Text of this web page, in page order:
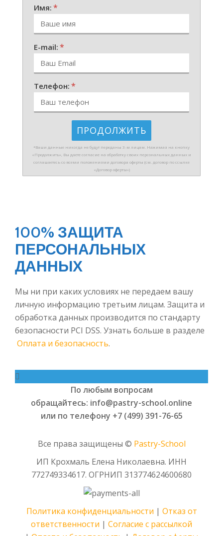
Имя: *
E-mail: *
Телефон: *
*Ваши данные никогда не будут переданы 3-м лицам. Нажимая на кнопку
«Продолжить», Вы даете согласие на обработку своих персональных данных и
соглашаетесь со всеми положениями договора оферты (см. договор по ссылке
«Договор оферты»)
100% ЗАЩИТА
ПЕРСОНАЛЬНЫХ
ДАННЫХ
Мы ни при каких условиях не передаем вашу
личную информацию третьим лицам. Защита и
обработка данных производится по стандарту
безопасности PCI DSS. Узнать больше в разделе
Оплата и безопасность.
По любым вопросам
обращайтесь: info@pastry-school.online
или по телефону +7 (499) 391-76-65
Все права защищены © Pаstry-School
ИП Крохмаль Елена Николаевна. ИНН
772749334617. ОГРНИП 313774624600680
Политика конфиденциальности | Отказ от
ответственности | Согласие с рассылкой